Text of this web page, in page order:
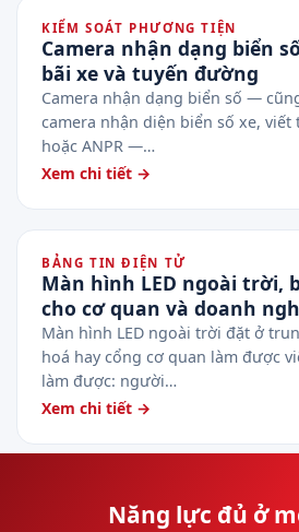
KIỂM SOÁT PHƯƠNG TIỆN
Camera nhận dạng biển
bãi xe và tuyến đường
Camera nhận dạng biển số —
camera nhận diện biển số xe, viết
hoặc ANPR —…
Xem chi tiết →
BẢNG TIN ĐIỆN TỬ
Màn hình LED ngoài trời,
cho cơ quan và doanh
Màn hình LED ngoài trời đặt ở
hoá hay cổng cơ quan làm được
làm được: người…
Xem chi tiết →
Năng lực đủ ở